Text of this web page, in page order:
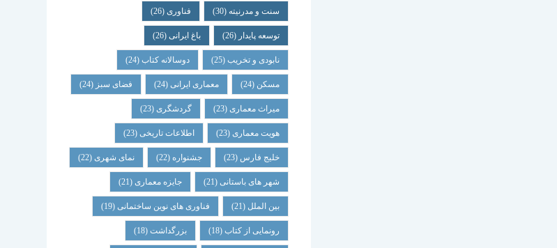
سنت و مدرنیته (30) فناوری(26)
توسعه پایدار (26) باغ ایرانی(26)
نابودی و تخریب(25) دوسالانه کتاب(24)
مسکن (24) معماری ایرانی(24) فضای سبز (24)
میراث معماری(23) گردشگری(23)
هویت معماری(23) اطلاعات تاریخی(23)
خلیج فارس (23) جشنواره (22) نمای شهری(22)
شهر های باستانی(21) جایزه معماری(21)
بین الملل (21) فناوری های نوین ساختمانی(19)
رونمایی از کتاب(18) بزرگداشت(18)